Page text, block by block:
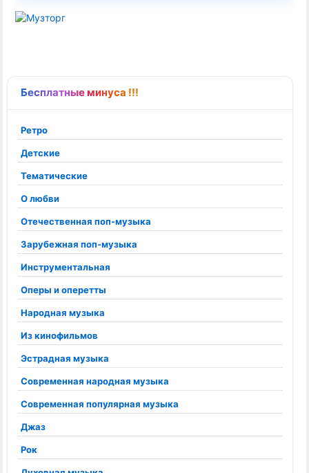
Бесплатные минуса !!!
Ретро
Детские
Тематические
О любви
Отечественная поп-музыка
Зарубежная поп-музыка
Инструментальная
Оперы и оперетты
Народная музыка
Из кинофильмов
Эстрадная музыка
Современная народная музыка
Современная популярная музыка
Джаз
Рок